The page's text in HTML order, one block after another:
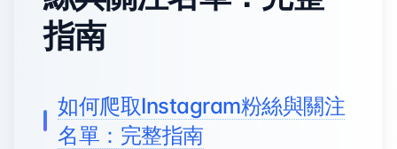
指南
如何爬取Instagram粉絲與關注
名單：完整指南